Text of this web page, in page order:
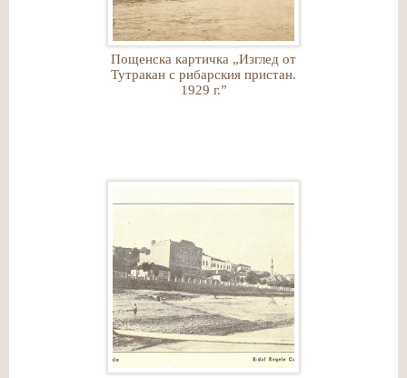
Пощенска картичка „Изглед от
Тутракан с рибарския пристан.
1929 г.”